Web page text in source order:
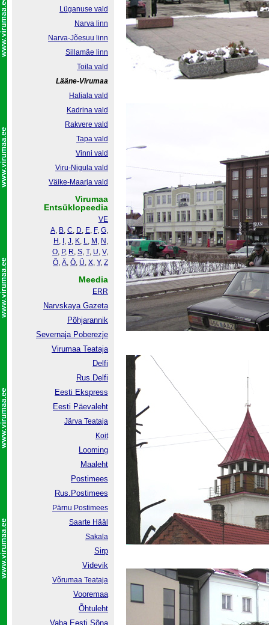
Lüganuse vald
Narva linn
Narva-Jõesuu linn
Sillamäe linn
Toila vald
Lääne-Virumaa
Haljala vald
Kadrina vald
Rakvere vald
Tapa vald
Vinni vald
Viru-Nigula vald
Väike-Maarja vald
Virumaa
Entsüklopeedia
VE
A, B, C, D, E, F, G,
H , , J, K, L, M , N ,
O, P, R, S, T, U, V,
Õ, Ä, Ö, Ü, X, Y, Z
Meedia
ERR
Narvskaya Gazeta
Põhjarannik
Severnaja Poberezje
Virumaa Teataja
Delfi
Rus.Delfi
Eesti Ekspress
Eesti Päevaleht
Järva Teataja
Koit
Looming
Maaleht
Postimees
Rus.Postimees
Pärnu Postimees
Saarte Hääl
Sakala
Sirp
Videvik
Võrumaa Teataja
Vooremaa
Õhtuleht
Vaba Eesti Sõna